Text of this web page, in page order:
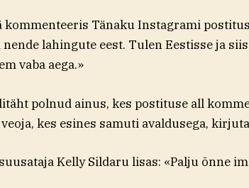
kommenteeris Tänaku Instagrami
lahingute eest. Tulen Eestisse ja
vaba aega.»
polnud ainus, kes postituse all
kes esines samuti avaldusega,
Kelly Sildaru lisas: «Palju õnne